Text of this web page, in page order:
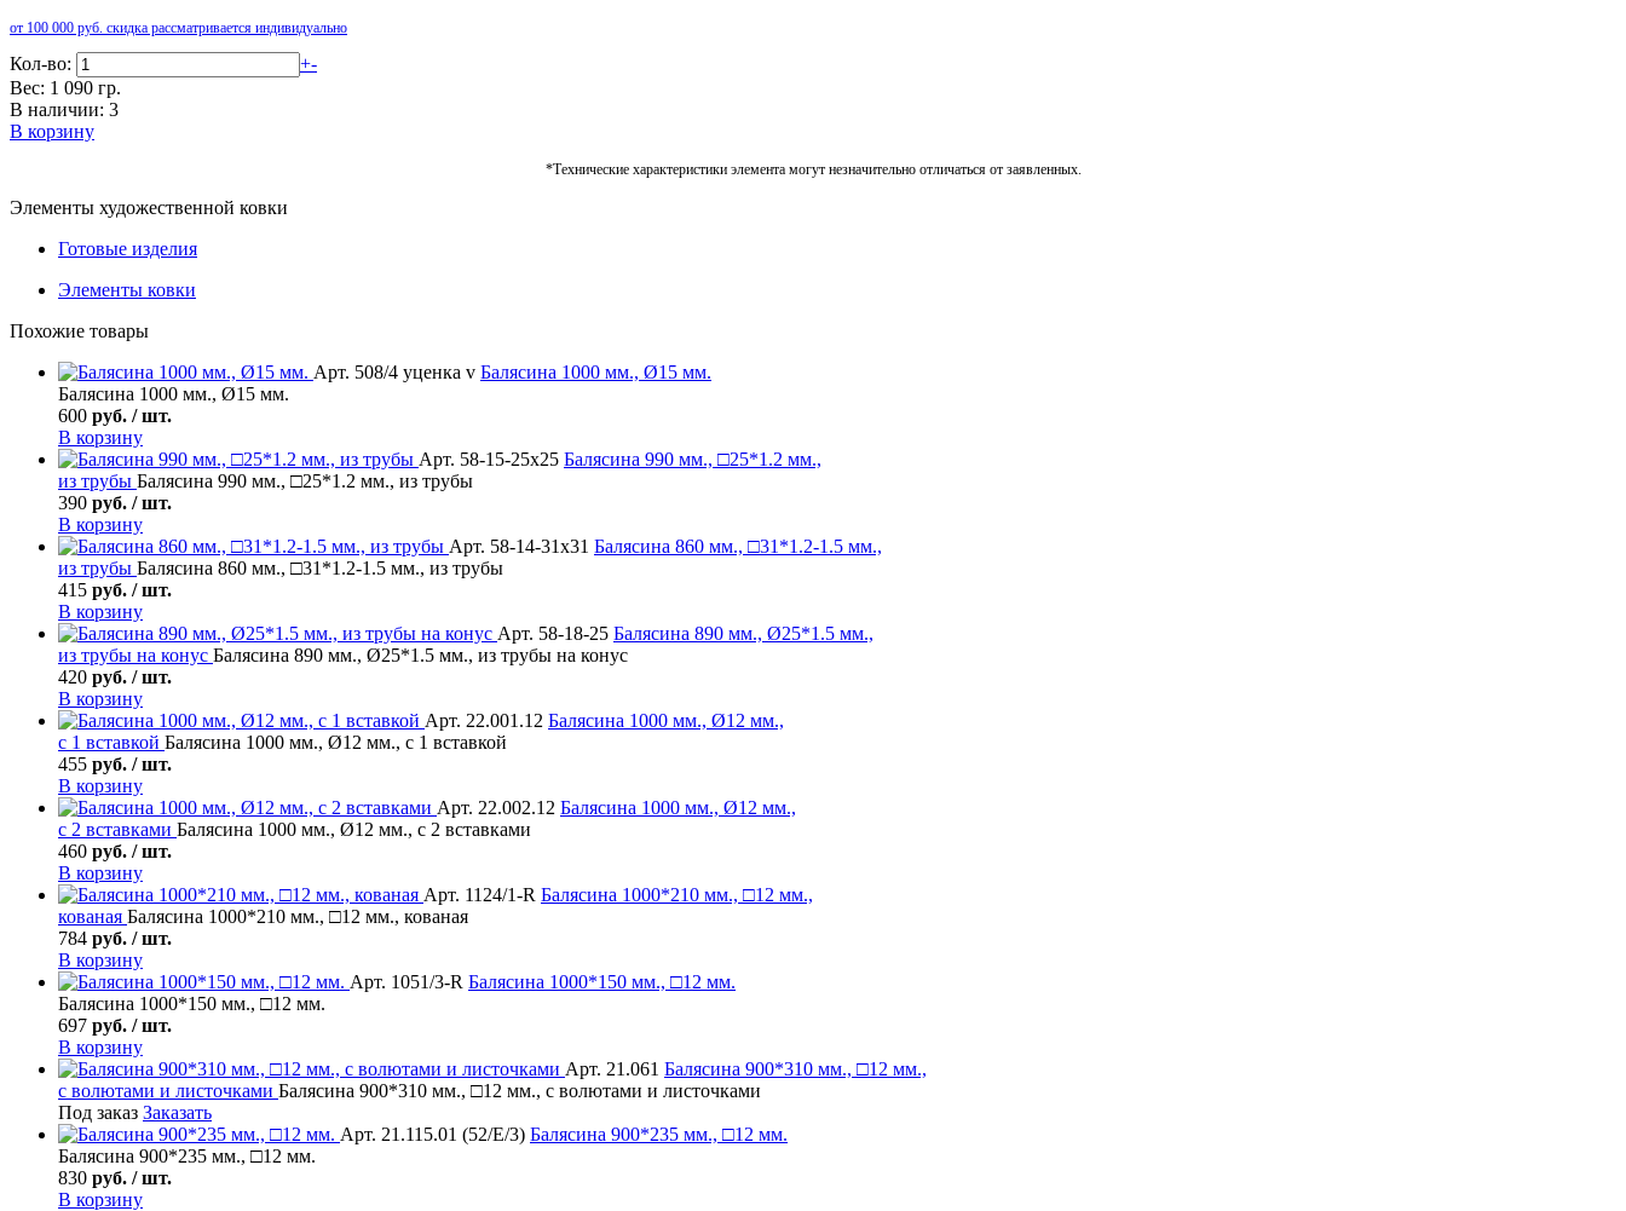
от 100 000 руб. скидка рассматривается индивидуально
Кол-во: +-
Вес: 1 090 гр.
В наличии: 3
В корзину
*Технические характеристики элемента могут незначительно отличаться от заявленных.
Элементы художественной ковки
Готовые изделия
Элементы ковки
Похожие товары
Арт. 508/4 уценка v Балясина 1000 мм., Ø15 мм.
Балясина 1000 мм., Ø15 мм.
600 руб. / шт.
В корзину
Арт. 58-15-25х25 Балясина 990 мм., □25*1.2 мм.,
из трубы Балясина 990 мм., □25*1.2 мм., из трубы
390 руб. / шт.
В корзину
Арт. 58-14-31х31 Балясина 860 мм., □31*1.2-1.5 мм.,
из трубы Балясина 860 мм., □31*1.2-1.5 мм., из трубы
415 руб. / шт.
В корзину
Арт. 58-18-25 Балясина 890 мм., Ø25*1.5 мм.,
из трубы на конус Балясина 890 мм., Ø25*1.5 мм., из трубы на конус
420 руб. / шт.
В корзину
Арт. 22.001.12 Балясина 1000 мм., Ø12 мм.,
с 1 вставкой Балясина 1000 мм., Ø12 мм., с 1 вставкой
455 руб. / шт.
В корзину
Арт. 22.002.12 Балясина 1000 мм., Ø12 мм.,
с 2 вставками Балясина 1000 мм., Ø12 мм., с 2 вставками
460 руб. / шт.
В корзину
Арт. 1124/1-R Балясина 1000*210 мм., □12 мм.,
кованая Балясина 1000*210 мм., □12 мм., кованая
784 руб. / шт.
В корзину
Арт. 1051/3-R Балясина 1000*150 мм., □12 мм.
Балясина 1000*150 мм., □12 мм.
697 руб. / шт.
В корзину
Арт. 21.061 Балясина 900*310 мм., □12 мм.,
с волютами и листочками Балясина 900*310 мм., □12 мм., с волютами и листочками
Под заказ Заказать
Арт. 21.115.01 (52/Е/3) Балясина 900*235 мм., □12 мм.
Балясина 900*235 мм., □12 мм.
830 руб. / шт.
В корзину